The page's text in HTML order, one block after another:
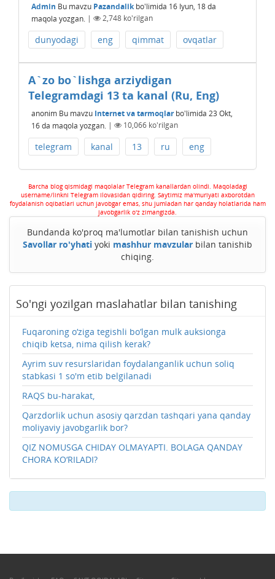
Admin Bu mavzu Pazandalik bo'limida 16 Iyun, 18da
maqola yozgan. | 2,748 ko'rilgan
dunyodagi eng qimmat ovqatlar
A`zo bo`lishga arziydigan
Telegramdagi 13 ta kanal (Ru, Eng)
anonim Bu mavzu Internet va tarmoqlarbo'limida 23 Okt,
16da maqola yozgan. | 10,066 ko'rilgan
telegram kanal 13 ru eng
Barcha blog qismidagi maqolalar Telegram kanallardan olindi. Maqoladagi
username/linkni Telegram ilovasidan qidiring. Saytimiz ma'muriyati axborotdan
foydalanish oqibatlari uchun javobgar emas, shu jumladan har qanday holatlarida ham
javobgarlik o'z zimangizda.
Bundanda ko'proq ma'lumotlar bilan tanishish uchun
Savollar ro'yhati yoki mashhur mavzular bilan tanishib
chiqing.
So'ngi yozilgan maslahatlar bilan tanishing
Fuqaroning o‘ziga tegishli bo‘lgan mulk auksionga
chiqib ketsa, nima qilish kerak?
Ayrim suv resurslaridan foydalanganlik uchun soliq
stabkasi 1 so'm etib belgilanadi
RAQS bu-harakat,
Qarzdorlik uchun asosiy qarzdan tashqari yana qanday
moliyaviy javobgarlik bor?
QIZ NOMUSGA CHIDAY OLMAYAPTI. BOLAGA QANDAY
CHORA KO‘RILADI?